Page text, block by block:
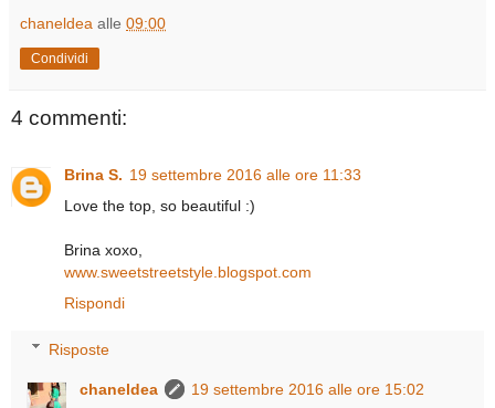
chaneldea alle 09:00
Condividi
4 commenti:
Brina S. 19 settembre 2016 alle ore 11:33
Love the top, so beautiful :)
Brina xoxo,
www.sweetstreetstyle.blogspot.com
Rispondi
Risposte
chaneldea
19 settembre 2016 alle ore 15:02